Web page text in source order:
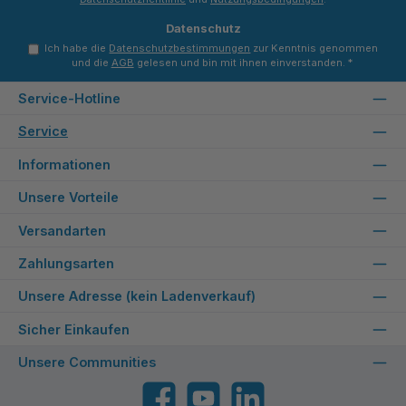
Datenschutz
Ich habe die Datenschutzbestimmungen zur Kenntnis genommen
und die AGB gelesen und bin mit ihnen einverstanden. *
Service-Hotline
Service
Informationen
Unsere Vorteile
Versandarten
Zahlungsarten
Unsere Adresse (kein Ladenverkauf)
Sicher Einkaufen
Unsere Communities